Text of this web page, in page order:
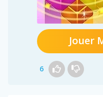
Jouer
6